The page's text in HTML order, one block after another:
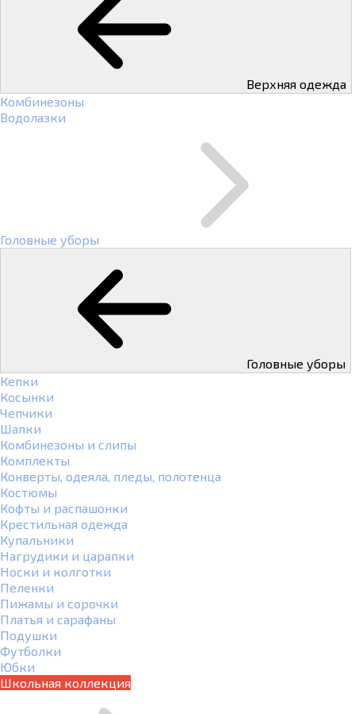
Верхняя одежда
Комбинезоны
Водолазки
Головные уборы
Головные уборы
Кепки
Косынки
Чепчики
Шапки
Комбинезоны и слипы
Комплекты
Конверты, одеяла, пледы, полотенца
Костюмы
Кофты и распашонки
Крестильная одежда
Купальники
Нагрудики и царапки
Носки и колготки
Пеленки
Пижамы и сорочки
Платья и сарафаны
Подушки
Футболки
Юбки
Школьная коллекция